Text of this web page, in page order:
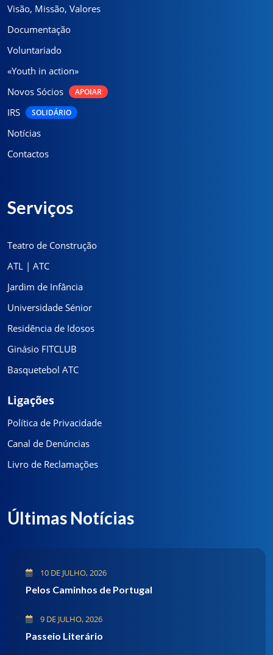
Visão, Missão, Valores
Documentação
Voluntariado
«Youth in action»
Novos Sócios
APOIAR
IRS SOLIDÁRIO
Notícias
Contactos
Serviços
Teatro de Construção
ATL | ATC
Jardim de Infância
Universidade Sénior
Residência de Idosos
Ginásio FITCLUB
Basquetebol ATC
Ligações
Política de Privacidade
Canal de Denúncias
Livro de Reclamações
Últimas Notícias
10 DE JULHO, 2026
Pelos Caminhos de Portugal
9 DE JULHO, 2026
Passeio Literário